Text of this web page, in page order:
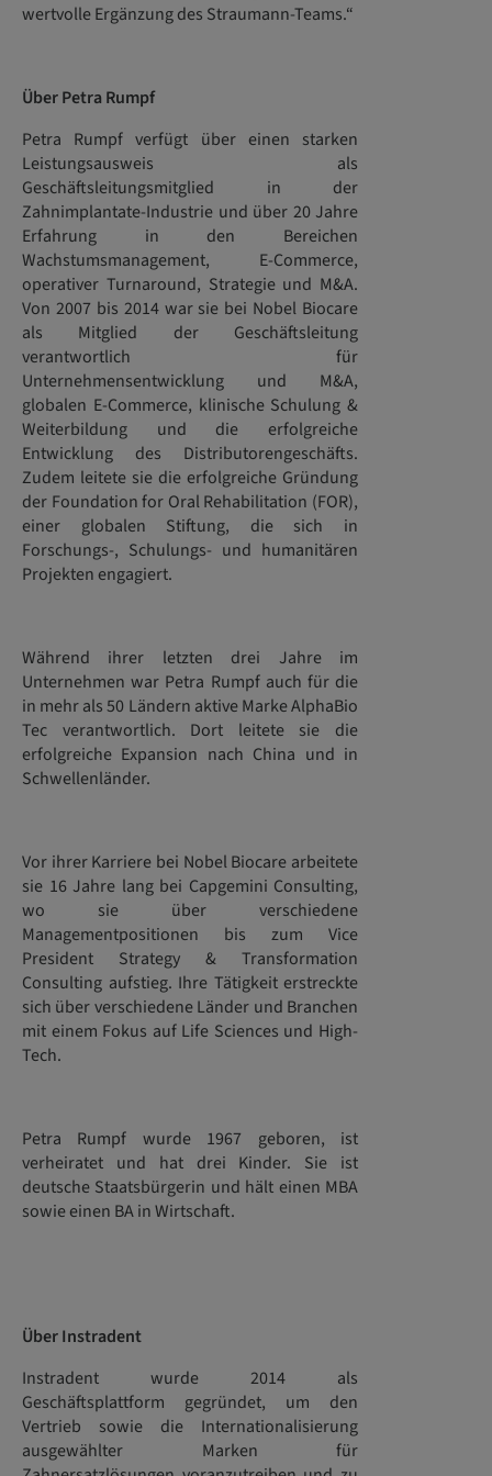
wertvolle Ergänzung des Straumann-Teams.“
Über Petra Rumpf
Petra Rumpf verfügt über einen starken
Leistungsausweis als
Geschäftsleitungsmitglied in der
Zahnimplantate-Industrie und über 20 Jahre
Erfahrung in den Bereichen
Wachstumsmanagement, E-Commerce,
operativer Turnaround, Strategie und M&A.
Von 2007 bis 2014 war sie bei Nobel Biocare
als Mitglied der Geschäftsleitung
verantwortlich für
Unternehmensentwicklung und M&A,
globalen E-Commerce, klinische Schulung &
Weiterbildung und die erfolgreiche
Entwicklung des Distributorengeschäfts.
Zudem leitete sie die erfolgreiche Gründung
der Foundation for Oral Rehabilitation (FOR),
einer globalen Stiftung, die sich in
Forschungs-, Schulungs- und humanitären
Projekten engagiert.
Während ihrer letzten drei Jahre im
Unternehmen war Petra Rumpf auch für die
in mehr als 50 Ländern aktive Marke AlphaBio
Tec verantwortlich. Dort leitete sie die
erfolgreiche Expansion nach China und in
Schwellenländer.
Vor ihrer Karriere bei Nobel Biocare arbeitete
sie 16 Jahre lang bei Capgemini Consulting,
wo sie über verschiedene
Managementpositionen bis zum Vice
President Strategy & Transformation
Consulting aufstieg. Ihre Tätigkeit erstreckte
sich über verschiedene Länder und Branchen
mit einem Fokus auf Life Sciences und High-
Tech.
Petra Rumpf wurde 1967 geboren, ist
verheiratet und hat drei Kinder. Sie ist
deutsche Staatsbürgerin und hält einen MBA
sowie einen BA in Wirtschaft.
Über Instradent
Instradent wurde 2014 als
Geschäftsplattform gegründet, um den
Vertrieb sowie die Internationalisierung
ausgewählter Marken für